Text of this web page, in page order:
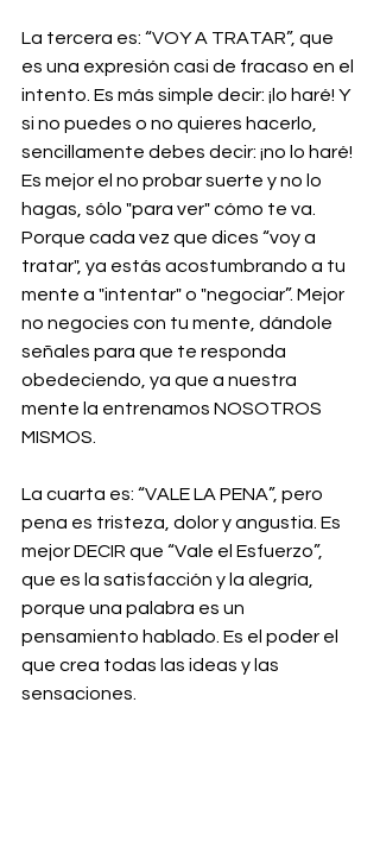
La tercera es: “VOY A TRATAR”, que
es una expresión casi de fracaso en el
intento. Es más simple decir: ¡lo haré! Y
si no puedes o no quieres hacerlo,
sencillamente debes decir: ¡no lo haré!
Es mejor el no probar suerte y no lo
hagas, sólo "para ver" cómo te va.
Porque cada vez que dices “voy a
tratar", ya estás acostumbrando a tu
mente a "intentar" o "negociar”. Mejor
no negocies con tu mente, dándole
señales para que te responda
obedeciendo, ya que a nuestra
mente la entrenamos NOSOTROS
MISMOS.
La cuarta es: “VALE LA PENA”, pero
pena es tristeza, dolor y angustia. Es
mejor DECIR que “Vale el Esfuerzo”,
que es la satisfacción y la alegría,
porque una palabra es un
pensamiento hablado. Es el poder el
que crea todas las ideas y las
sensaciones.